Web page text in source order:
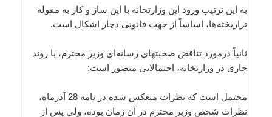
به این ترتیب ورود این وزارتخانه با این ساز و کار به مقوله
تراریخته‌ها، اساساً از جهت قانونی دچار اشکال است.
ثانیاً درمورد تناقض صحبتهای رسانه‌ای وزیر محترم، با روند
جاری در وزارتخانه، احتمالاتی متصور است:
محتمل است که نظرات منعکس شده در نامه 28 آذرماه،
نظرات شخص وزیر محترم در آن زمان بوده، ولی پس از